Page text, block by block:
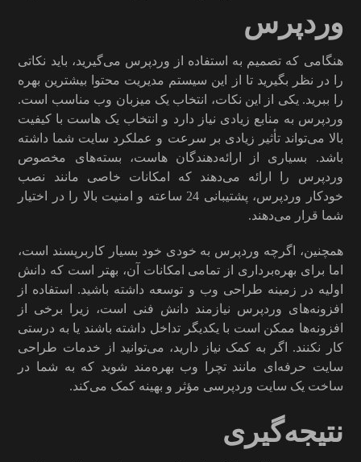
وردپرس
هنگامی که تصمیم به استفاده از وردپرس می‌گیرید، باید نکاتی
را در نظر بگیرید تا از این سیستم مدیریت محتوا بیشترین بهره
را ببرید. یکی از این نکات، انتخاب یک میزبان وب مناسب است.
وردپرس به منابع زیادی نیاز دارد و انتخاب یک هاست با کیفیت
بالا می‌تواند تأثیر زیادی بر سرعت و عملکرد سایت شما داشته
باشد. بسیاری از ارائه‌دهندگان هاست، بسته‌های مخصوص
وردپرس را ارائه می‌دهند که امکانات خاصی مانند نصب
خودکار وردپرس، پشتیبانی 24 ساعته و امنیت بالا را در اختیار
شما قرار می‌دهند.
همچنین، اگرچه وردپرس به خودی خود بسیار کاربرپسند است،
اما برای بهره‌برداری از تمامی امکانات آن، بهتر است که دانش
اولیه در زمینه طراحی وب و توسعه داشته باشید. استفاده از
افزونه‌های وردپرس نیازمند دانش فنی است، زیرا برخی از
افزونه‌ها ممکن است با یکدیگر تداخل داشته باشند یا به درستی
کار نکنند. اگر به کمک نیاز دارید، می‌توانید از خدمات طراحی
سایت حرفه‌ای مانند تچرا وب بهره‌مند شوید که به شما در
ساخت یک سایت وردپرسی مؤثر و بهینه کمک می‌کند.
نتیجه‌گیری